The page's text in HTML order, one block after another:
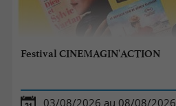
Festival CINEMAGIN'ACTION
03/08/2026 au 08/08/2026